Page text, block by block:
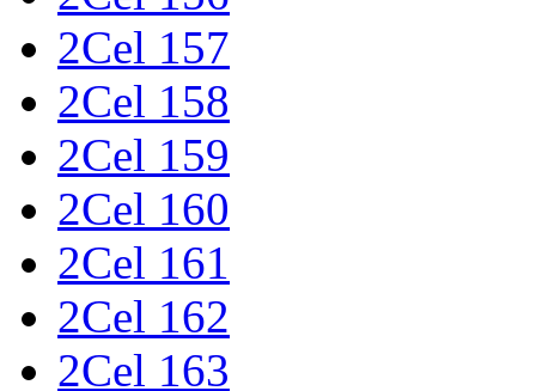
2Cel 157
2Cel 158
2Cel 159
2Cel 160
2Cel 161
2Cel 162
2Cel 163